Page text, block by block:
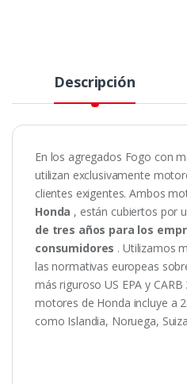
Descripción
En los agregados Fogo con
utilizan exclusivamente
clientes exigentes.Ambos
Honda , están cubiertos por
de tres años para los
consumidores . Utilizamos
las normativas europeas
más riguroso US EPA y
motores de Honda incluye a
como Islandia, Noruega,